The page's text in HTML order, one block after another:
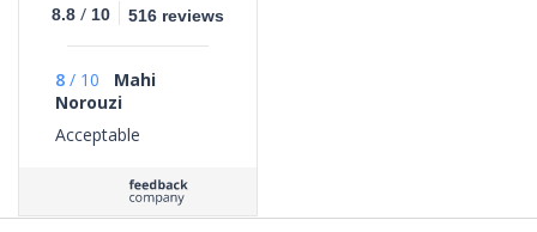
8.8 / 10 516 reviews
8 / 10
Mahi
Norouzi
Acceptable